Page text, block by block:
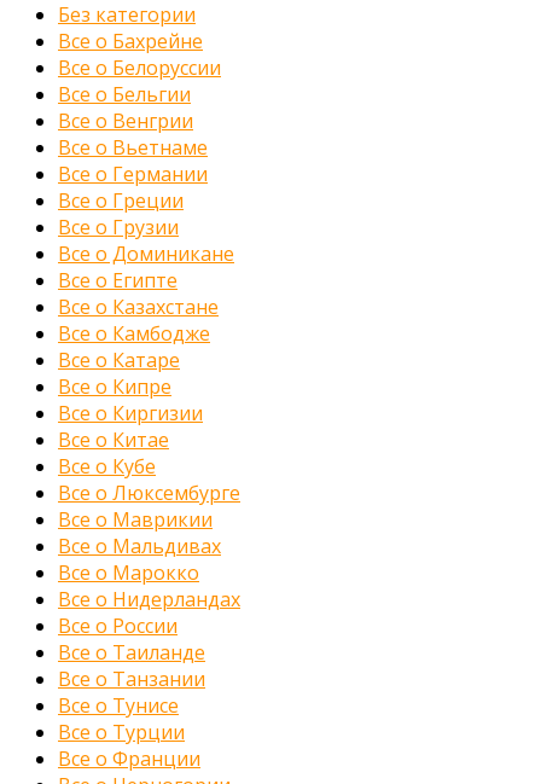
Без категории
Все о Бахрейне
Все о Белоруссии
Все о Бельгии
Все о Венгрии
Все о Вьетнаме
Все о Германии
Все о Греции
Все о Грузии
Все о Доминикане
Все о Египте
Все о Казахстане
Все о Камбодже
Все о Катаре
Все о Кипре
Все о Киргизии
Все о Китае
Все о Кубе
Все о Люксембурге
Все о Маврикии
Все о Мальдивах
Все о Марокко
Все о Нидерландах
Все о России
Все о Таиланде
Все о Танзании
Все о Тунисе
Все о Турции
Все о Франции